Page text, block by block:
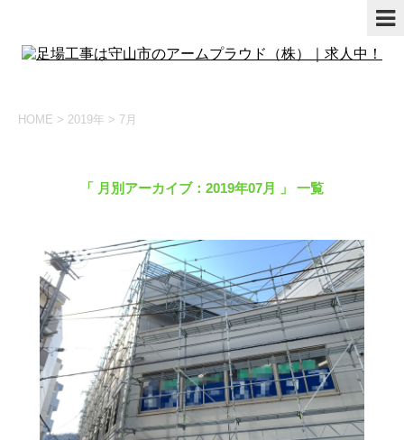
HOME > 2019年 > 7月
「 月別アーカイブ：2019年07月 」 一覧